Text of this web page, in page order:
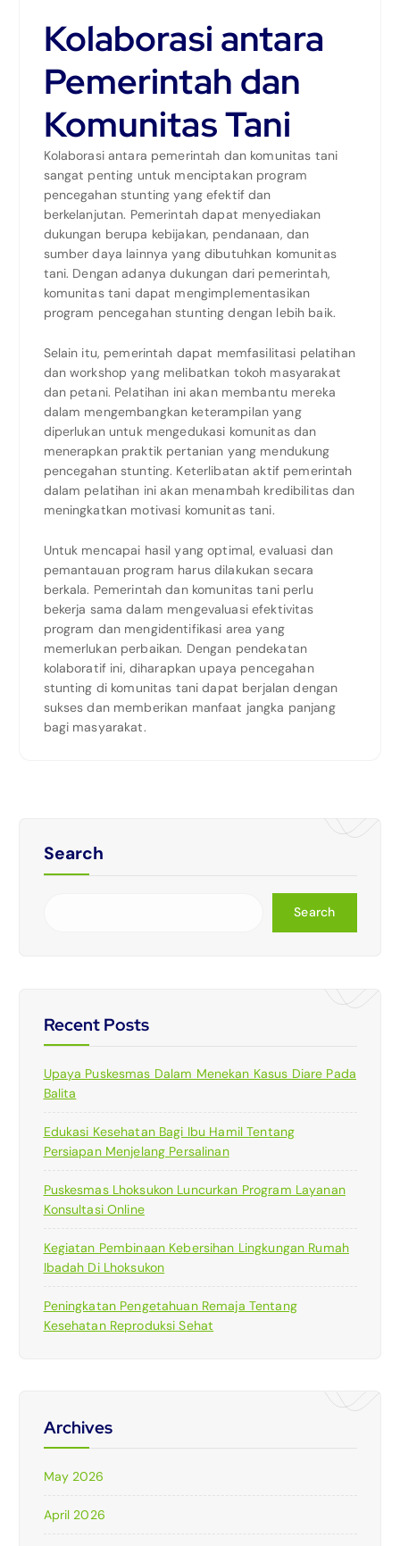
Kolaborasi antara
Pemerintah dan
Komunitas Tani
Kolaborasi antara pemerintah dan komunitas tani
sangat penting untuk menciptakan program
pencegahan stunting yang efektif dan
berkelanjutan. Pemerintah dapat menyediakan
dukungan berupa kebijakan, pendanaan, dan
sumber daya lainnya yang dibutuhkan komunitas
tani. Dengan adanya dukungan dari pemerintah,
komunitas tani dapat mengimplementasikan
program pencegahan stunting dengan lebih baik.
Selain itu, pemerintah dapat memfasilitasi pelatihan
dan workshop yang melibatkan tokoh masyarakat
dan petani. Pelatihan ini akan membantu mereka
dalam mengembangkan keterampilan yang
diperlukan untuk mengedukasi komunitas dan
menerapkan praktik pertanian yang mendukung
pencegahan stunting. Keterlibatan aktif pemerintah
dalam pelatihan ini akan menambah kredibilitas dan
meningkatkan motivasi komunitas tani.
Untuk mencapai hasil yang optimal, evaluasi dan
pemantauan program harus dilakukan secara
berkala. Pemerintah dan komunitas tani perlu
bekerja sama dalam mengevaluasi efektivitas
program dan mengidentifikasi area yang
memerlukan perbaikan. Dengan pendekatan
kolaboratif ini, diharapkan upaya pencegahan
stunting di komunitas tani dapat berjalan dengan
sukses dan memberikan manfaat jangka panjang
bagi masyarakat.
Search
Search
Recent Posts
Upaya Puskesmas Dalam Menekan Kasus Diare Pada
Balita
Edukasi Kesehatan Bagi Ibu Hamil Tentang
Persiapan Menjelang Persalinan
Puskesmas Lhoksukon Luncurkan Program Layanan
Konsultasi Online
Kegiatan Pembinaan Kebersihan Lingkungan Rumah
Ibadah Di Lhoksukon
Peningkatan Pengetahuan Remaja Tentang
Kesehatan Reproduksi Sehat
Archives
May 2026
April 2026